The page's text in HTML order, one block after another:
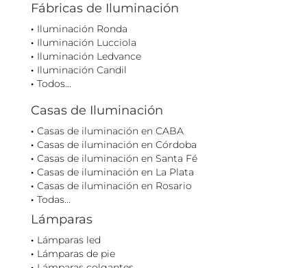
Fábricas de Iluminación
Iluminación Ronda
Iluminación Lucciola
Iluminación Ledvance
Iluminación Candil
Todos...
Casas de Iluminación
Casas de iluminación en CABA
Casas de iluminación en Córdoba
Casas de iluminación en Santa Fé
Casas de iluminación en La Plata
Casas de iluminación en Rosario
Todas...
Lámparas
Lámparas led
Lámparas de pie